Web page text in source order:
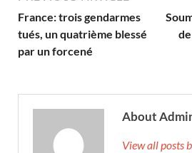
France: trois gendarmes
tués, un quatrième blessé
par un forcené
About
View all posts